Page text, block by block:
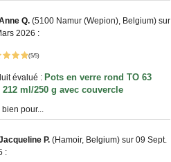
Q. (5100 Namur (Wepion), Belgium) sur
2026 :
(5/5)
évalué : Pots en verre rond TO 63
212 ml/250 g avec couvercle
bien pour...
P. (Hamoir, Belgium) sur 09 Sept.
: